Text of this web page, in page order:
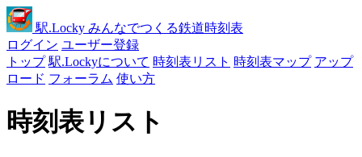
駅.Locky みんなでつくる鉄道時刻表
ログイン ユーザー登録
トップ 駅.Lockyについて 時刻表リスト 時刻表マップ アップ
ロード フォーラム 使い方
時刻表リスト